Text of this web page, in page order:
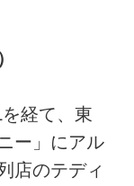
経て、東
ー」にアル
店のテディ